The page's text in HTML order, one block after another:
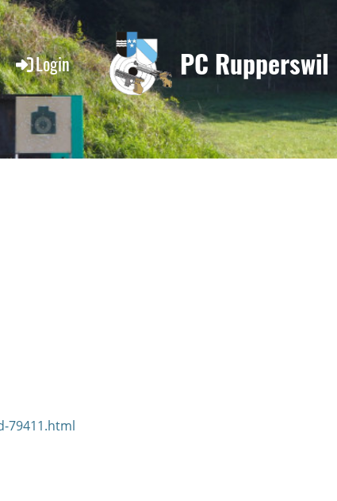
Login PC Rupperswil
79411.html